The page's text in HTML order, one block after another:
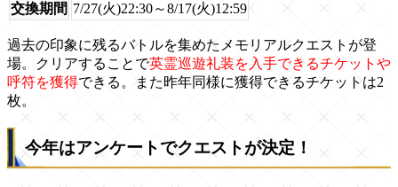
交換期間 7/27(火)22:30～8/17(火)12:59
過去の印象に残るバトルを集めたメモリアルクエストが登
場。クリアすることで英霊巡遊礼装を入手できるチケットや
呼符を獲得できる。また昨年同様に獲得できるチケットは2
枚。
今年はアンケートでクエストが決定！